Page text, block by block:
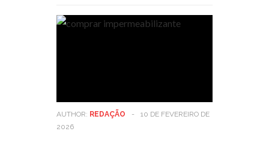
AUTHOR: REDAÇÃO -
10 DE FEVEREIRO DE
2026